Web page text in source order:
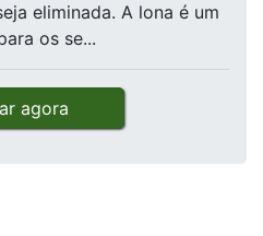
eliminada. A lona é um
os se...
agora